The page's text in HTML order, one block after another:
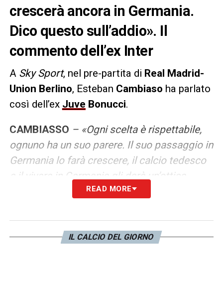
crescerà ancora in Germania.
Dico questo sull’addio». Il
commento dell’ex Inter
A Sky Sport, nel pre-partita di Real Madrid-
Union Berlino, Esteban Cambiaso ha parlato
così dell’ex Juve Bonucci.
CAMBIASSO – «Ogni scelta è rispettabile,
ognuno ha un suo parere. Il suo passaggio in
Germania lo farà crescere, il calcio tedesco
e il vivere in Germania gli darà un’ottica
diversa. Non è stata una scelta fatta solo per
periodo. La Germania dà delle esperienze
importanti».
READ MORE
IL CALCIO DEL GIORNO